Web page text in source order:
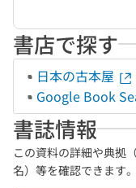
書店で探す
日本の古本屋
Google Book
書誌情報
この資料の詳細や典拠
名）等を確認できます。